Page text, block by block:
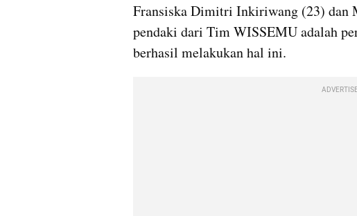
Fransiska Dimitri Inkiriwang (23) dan
pendaki dari Tim WISSEMU adalah
berhasil melakukan hal ini.